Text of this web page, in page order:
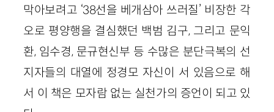
막아보려고 ‘38선을 베개삼아 쓰러질’ 비장한 각
오로 평양행을 결심했던 백범 김구, 그리고 문익
환, 임수경, 문규현신부 등 수많은 분단극복의 선
지자들의 대열에 정경모 자신이 서 있음으로 해
서 이 책은 모자람 없는 실천가의 증언이 되고 있